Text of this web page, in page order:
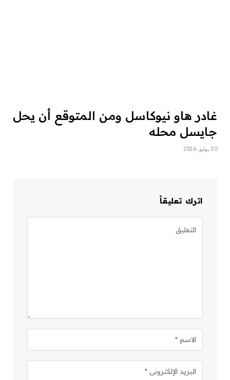
غادر هاو نيوكاسل ومن المتوقع أن يحل
جايسل محله
30 يوليو، 2026
اترك تعليقاً